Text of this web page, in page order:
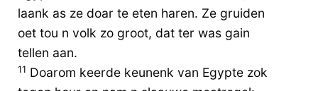
laank as ze doar te eten haren. Ze gruiden
oet tou n volk zo groot, dat ter was gain
tellen aan.
11 Doarom keerde keunenk van Egypte zok